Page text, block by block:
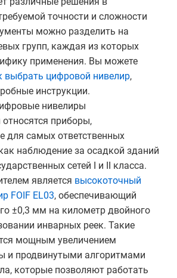
точности и сложности
можно разделить на
групп, каждая из которых
применения. Вы можете
выбрать цифровой нивелир,
инструкции.
нивелиры
относятся приборы,
для самых ответственных
наблюдение за осадкой зданий
сетей I и II класса.
является высокоточный
FOIF EL03, обеспечивающий
±0,3 мм на километр двойного
инварных реек. Такие
мощным увеличением
и продвинутыми алгоритмами
которые позволяют работать